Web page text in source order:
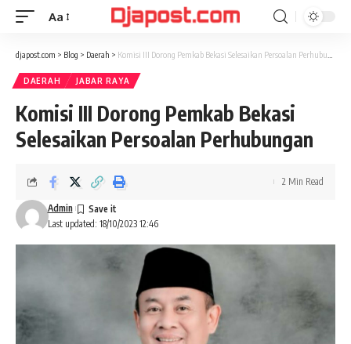
Font
Aa
djapost.com > Blog > Daerah > Komisi III Dorong Pemkab Bekasi Selesaikan Persoalan Perhubungan
DAERAH JABAR RAYA
Komisi III Dorong Pemkab Bekasi
Selesaikan Persoalan Perhubungan
Last updated: 18/10/2023 12:46
Admin
2 Min Read